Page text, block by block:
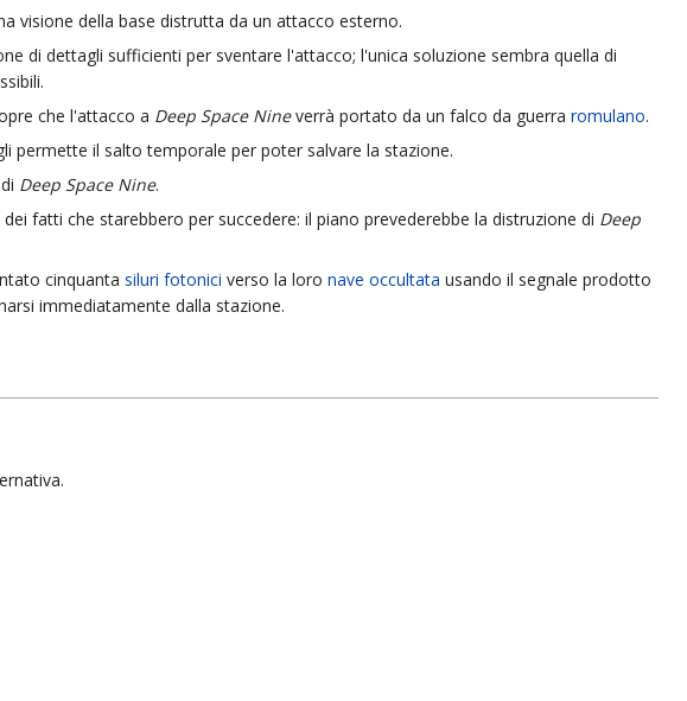
visione della base distrutta da un attacco esterno.
di dettagli sufficienti per sventare l'attacco; l'unica soluzione sembra quella di
che l'attacco a Deep Space Nineverrà portato da un falco da guerra romulano.
permette il salto temporale per poter salvare la stazione.
Deep Space Nine.
fatti che starebbero per succedere: il piano prevederebbe la distruzione di Deep
cinquanta siluri fotonici verso la loro nave occultata usando il segnale prodotto
immediatamente dalla stazione.